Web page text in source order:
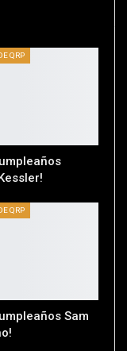
QRP
QRP
Sam